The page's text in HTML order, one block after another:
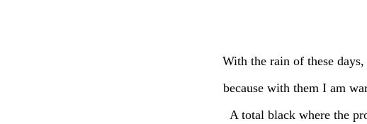
With the rain of these
because with them I am
A total black where the